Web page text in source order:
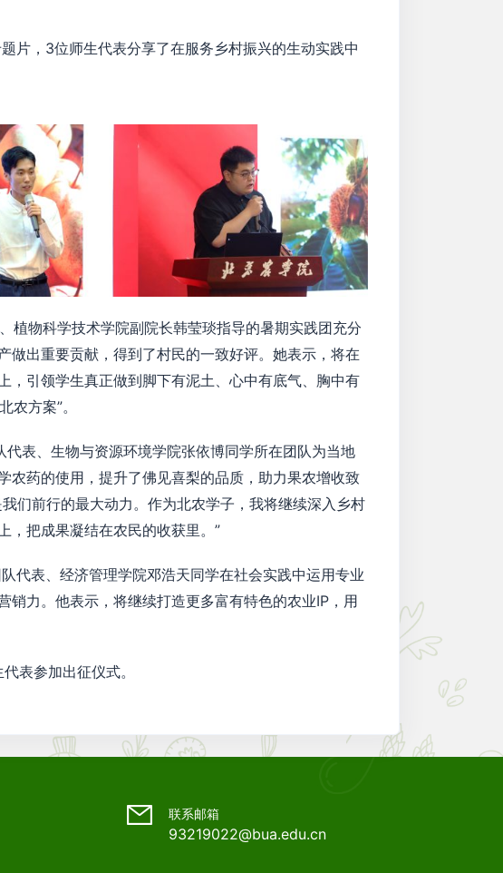
，3位师生代表分享了在服务乡村振兴的生动实践中
物科学技术学院副院长韩莹琰指导的暑期实践团充分
做出重要贡献，得到了村民的一致好评。她表示，将在
，引领学生真正做到脚下有泥土、心中有底气、胸中有
农方案”。
、生物与资源环境学院张依博同学所在团队为当地
农药的使用，提升了佛见喜梨的品质，助力果农增收致
们前行的最大动力。作为北农学子，我将继续深入乡村
，把成果凝结在农民的收获里。”
表、经济管理学院邓浩天同学在社会实践中运用专业
销力。他表示，将继续打造更多富有特色的农业IP，用
参加出征仪式。
联系邮箱
93219022@bua.edu.cn